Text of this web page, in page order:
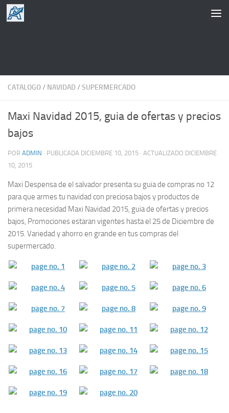
Saltar al contenido
CATALOGO/ NAVIDAD /SUPERMERCADO
Maxi Navidad 2015, guia de ofertas y precios
bajos
POR ADMIN · PUBLICADA DICIEMBRE 10, 2015 · ACTUALIZADO DICIEMBRE
10, 2015
Maxi Despensa de el salvador presenta su guia de compras no 12
para que armes tu navidad con preciosa bajos y productos de
primera necesidad Maxi Navidad 2015, guia de ofertas y precios
bajos, Promociones estaran vigentes hasta el 25 de Diciembre de
2015. Variedad y ahorro en grande en tus compras del
supermercado.